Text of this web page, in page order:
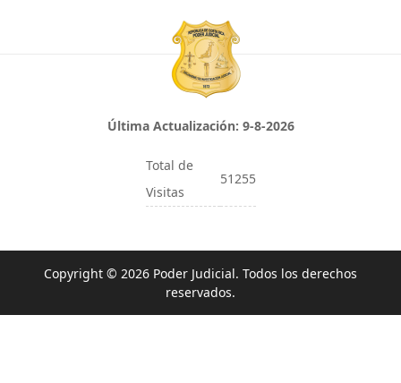
Última Actualización: 9-8-2026
Total de
Visitas
51255
Copyright © 2026 Poder Judicial. Todos los derechos
reservados.